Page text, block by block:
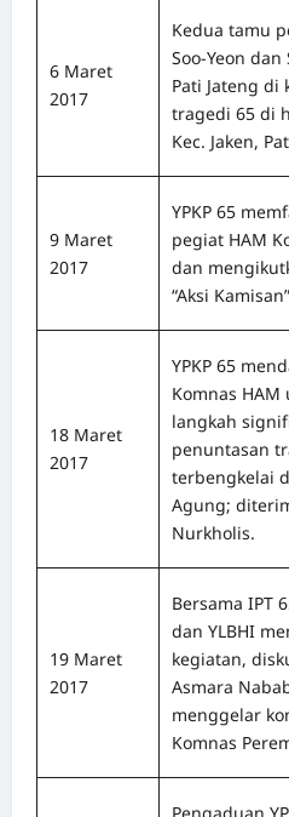
6 Maret
2017
Kedua tamu
Soo-Yeon
Pati Jateng di
tragedi 65 di
Kec. Jaken,
9 Maret
2017
YPKP 65
pegiat HAM
dan
“Aksi
18 Maret
2017
YPKP 65
Komnas
langkah
penuntasan
terbengkelai
Agung;
Nurkholis.
19 Maret
2017
Bersama IPT
dan YLBHI
kegiatan,
Asmara
menggelar
Komnas